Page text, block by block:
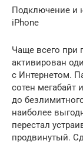
Подключение и
iPhone
Чаще всего при
активирован
с Интернетом.
сотен мегабайт
до
наиболее
перестал
продвинутый.